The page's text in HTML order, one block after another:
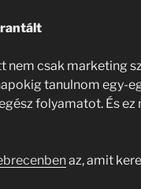
nem csak marketing
tanulnom egy-
folyamatot. És
az, amit